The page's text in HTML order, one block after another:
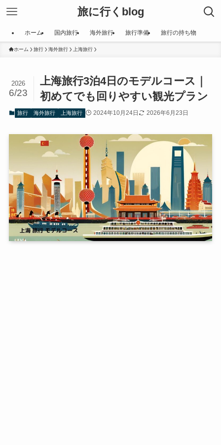
旅に行くblog
ホーム 国内旅行 海外旅行 旅行準備 旅行の持ち物
ホーム 旅行 海外旅行 上海旅行
上海旅行3泊4日のモデルコース｜
初めてでも回りやすい観光プラン
2026
6/23
旅行 海外旅行 上海旅行 2024年10月24日 2026年6月23日